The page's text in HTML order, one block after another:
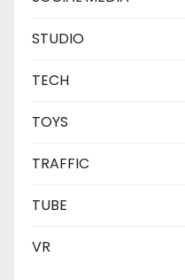
STUDIO
TECH
TOYS
TRAFFIC
TUBE
VR